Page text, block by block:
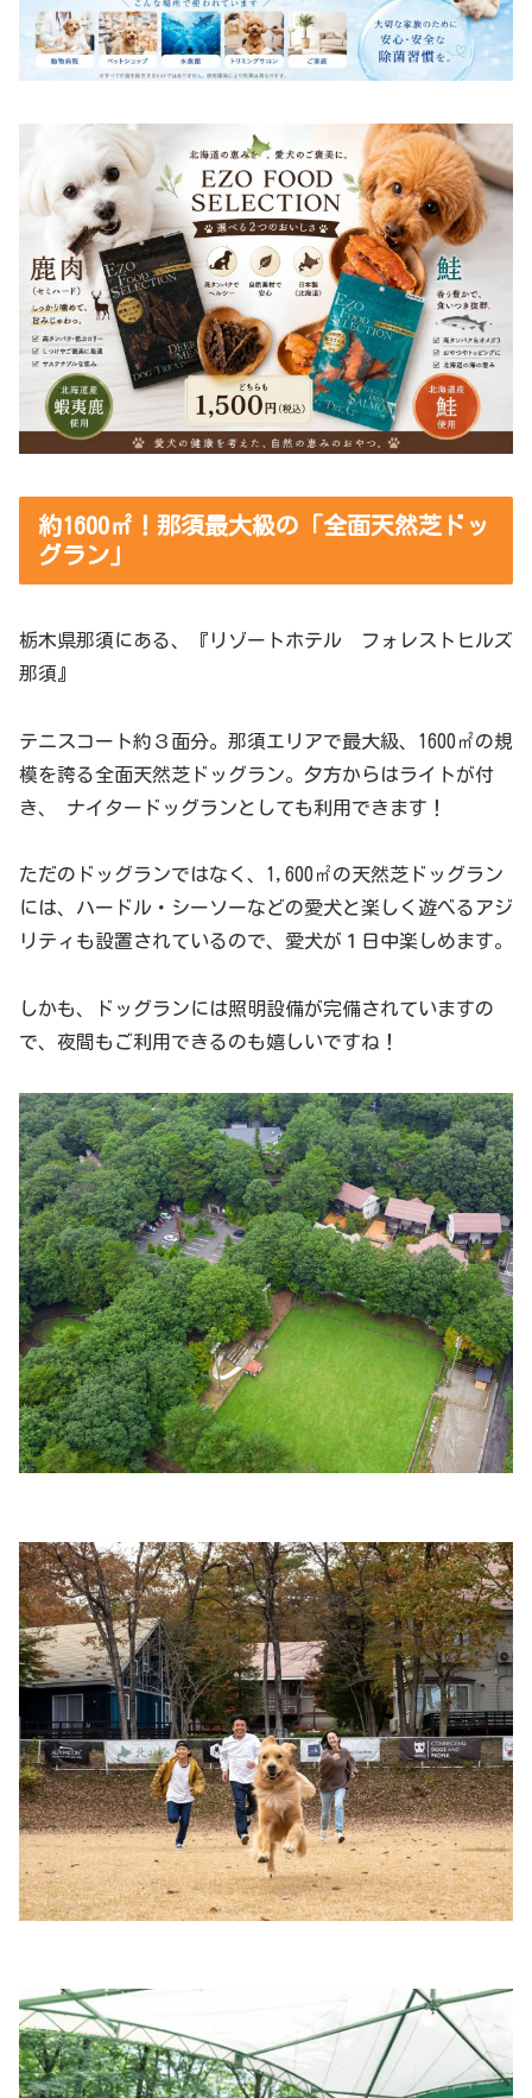
約1600㎡！那須最大級の「全面天然芝ドッ
グラン」
栃木県那須にある、『リゾートホテル フォレストヒルズ
那須』
テニスコート約３面分。那須エリアで最大級、1600㎡の規
模を誇る全面天然芝ドッグラン。夕方からはライトが付
き、 ナイタードッグランとしても利用できます！
ただのドッグランではなく、1,600㎡の天然芝ドッグラン
には、ハードル・シーソーなどの愛犬と楽しく遊べるアジ
リティも設置されているので、愛犬が１日中楽しめます。
しかも、ドッグランには照明設備が完備されていますの
で、夜間もご利用できるのも嬉しいですね！